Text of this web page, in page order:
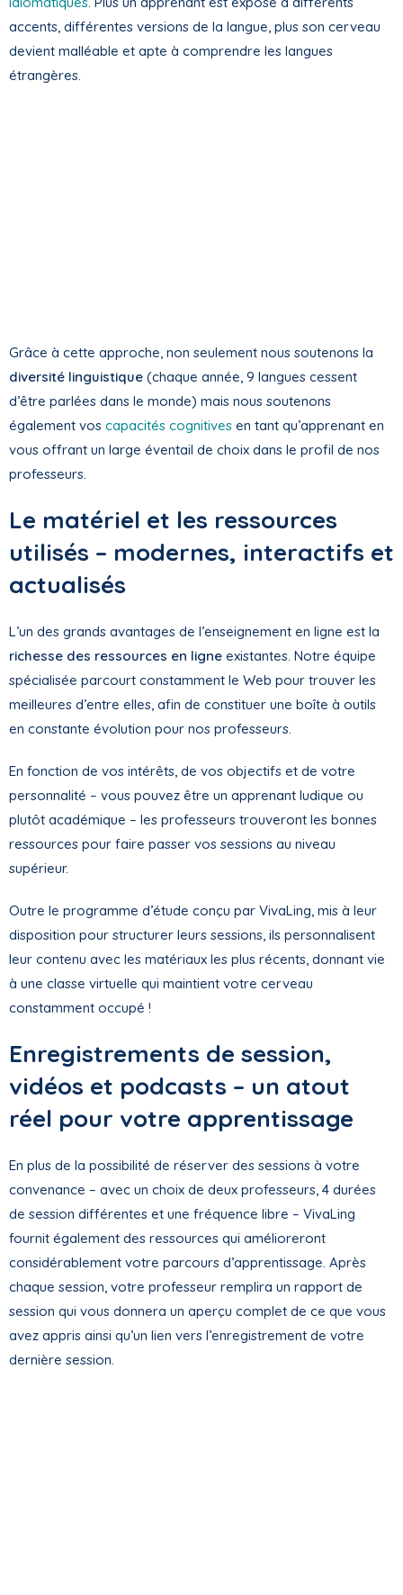
accents, différentes versions de la langue, plus son cerveau
devient malléable et apte à comprendre les langues
étrangères.
Grâce à cette approche, non seulement nous soutenons la
diversité linguistique (chaque année, 9 langues cessent
d’être parlées dans le monde) mais nous soutenons
également vos capacités cognitives en tant qu’apprenant en
vous offrant un large éventail de choix dans le profil de nos
professeurs.
Le matériel et les ressources
utilisés – modernes, interactifs et
actualisés
L’un des grands avantages de l’enseignement en ligne est la
richesse des ressources en ligne existantes. Notre équipe
spécialisée parcourt constamment le Web pour trouver les
meilleures d’entre elles, afin de constituer une boîte à outils
en constante évolution pour nos professeurs.
En fonction de vos intérêts, de vos objectifs et de votre
personnalité – vous pouvez être un apprenant ludique ou
plutôt académique – les professeurs trouveront les bonnes
ressources pour faire passer vos sessions au niveau
supérieur.
Outre le programme d’étude conçu par VivaLing, mis à leur
disposition pour structurer leurs sessions, ils personnalisent
leur contenu avec les matériaux les plus récents, donnant vie
à une classe virtuelle qui maintient votre cerveau
constamment occupé !
Enregistrements de session,
vidéos et podcasts – un atout
réel pour votre apprentissage
En plus de la possibilité de réserver des sessions à votre
convenance – avec un choix de deux professeurs, 4 durées
de session différentes et une fréquence libre – VivaLing
fournit également des ressources qui amélioreront
considérablement votre parcours d’apprentissage. Après
chaque session, votre professeur remplira un rapport de
session qui vous donnera un aperçu complet de ce que vous
avez appris ainsi qu’un lien vers l’enregistrement de votre
dernière session.